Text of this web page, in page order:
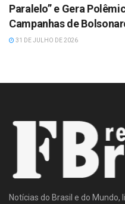
Paralelo” e Gera
Campanhas de
31 DE JULHO DE 2026
Notícias do Brasil e do